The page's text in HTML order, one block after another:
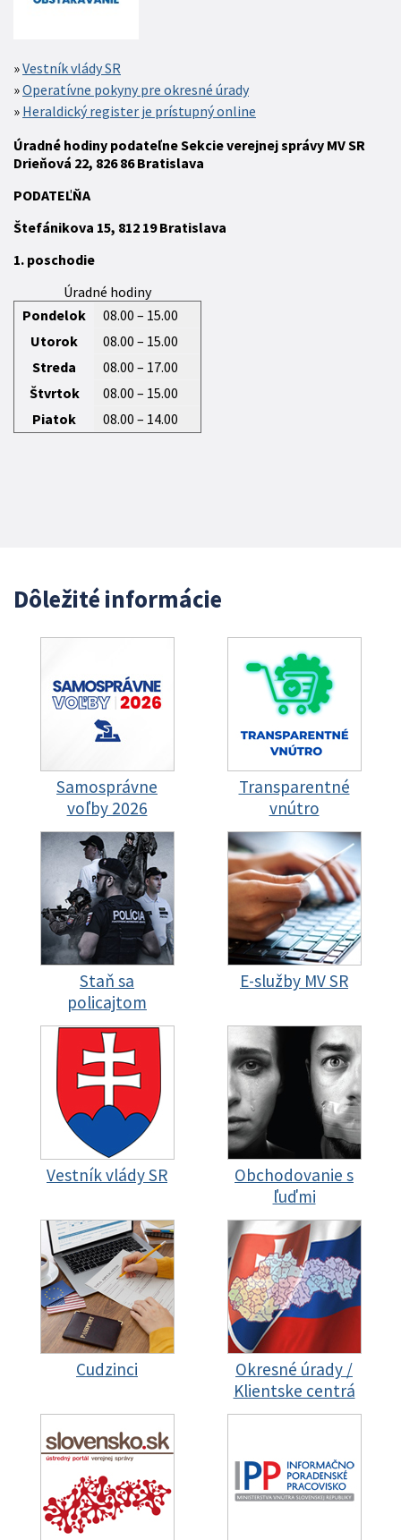
Vestník vlády SR
Operatívne pokyny pre okresné úrady
Heraldický register je prístupný online
Úradné hodiny podateľne Sekcie verejnej správy MV SR
Drieňová 22, 826 86 Bratislava
PODATEĽŇA
Štefánikova 15, 812 19Bratislava
1. poschodie
Úradné hodiny
Pondelok
08.00 – 15.00
Utorok
08.00 – 15.00
Streda
08.00 – 17.00
Štvrtok
08.00 – 15.00
Piatok
08.00 – 14.00
Dôležité informácie
Samosprávne
voľby 2026
Transparentné
vnútro
Staň sa
policajtom
E-služby MV SR
Vestník vlády SR
Obchodovanie s
ľuďmi
Cudzinci
Okresné úrady /
Klientske centrá